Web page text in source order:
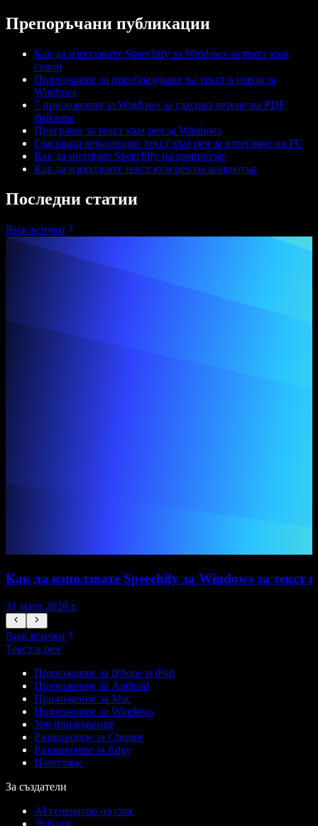
Препоръчани публикации
Как да използвате Speechify за Windows за текст към
говор
Приложение за преобразуване на текст в говор за
Windows
7 приложения за Windows за гласово четене на PDF
файлове
Програми за текст към реч за Windows
Гласовата революция: текст към реч за изтегляне на PC
Как да ползвате Speechify на компютър
Как да използвате текст към реч на компютър
Последни статии
Виж всички
Как да използвате Speechify за Windows за текст
31 март 2026 г.
Виж всички
Текст в реч
Приложение за iPhone и iPad
Приложение за Android
Приложение за Mac
Приложение за Windows
Уеб приложение
Разширение за Chrome
Разширение за Edge
Изтегляне
За създатели
AI генератор на глас